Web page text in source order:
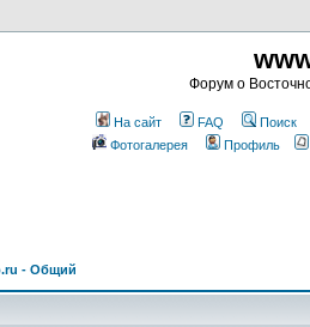
Форум о
На сайт FAQ Поиск
Фотогалерея
Профиль
- Общий